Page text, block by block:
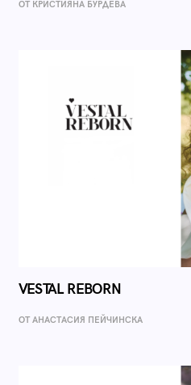
ОТ КРИСТИЯНА БУРДЕВА
VESTAL REBORN
ОТ AНАСТАСИЯ ПЕЙЧИНСКА